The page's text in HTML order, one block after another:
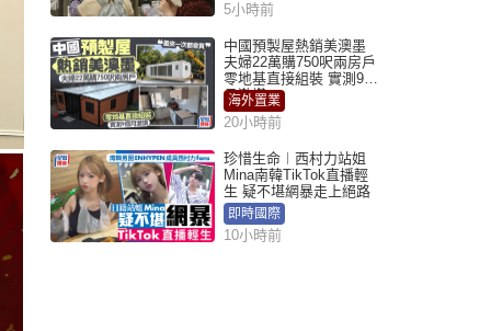
5小時前
中國預製屋熱銷美澳墨
夫婦22萬購750呎兩房戶
零地基直接組裝 實測9個
月激讚
海外置業
20小時前
珍惜生命︱西村力站姐
Mina南韓TikTok直播輕
生 疑不堪網暴走上絕路
即時國際
10小時前